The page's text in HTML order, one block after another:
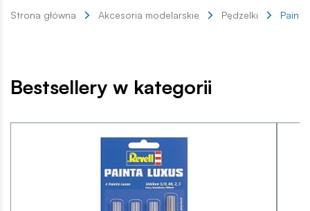
Strona główna Akcesoria modelarskie Pędzelki
Bestsellery w kategorii